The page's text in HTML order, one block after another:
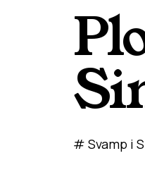
# Svamp i